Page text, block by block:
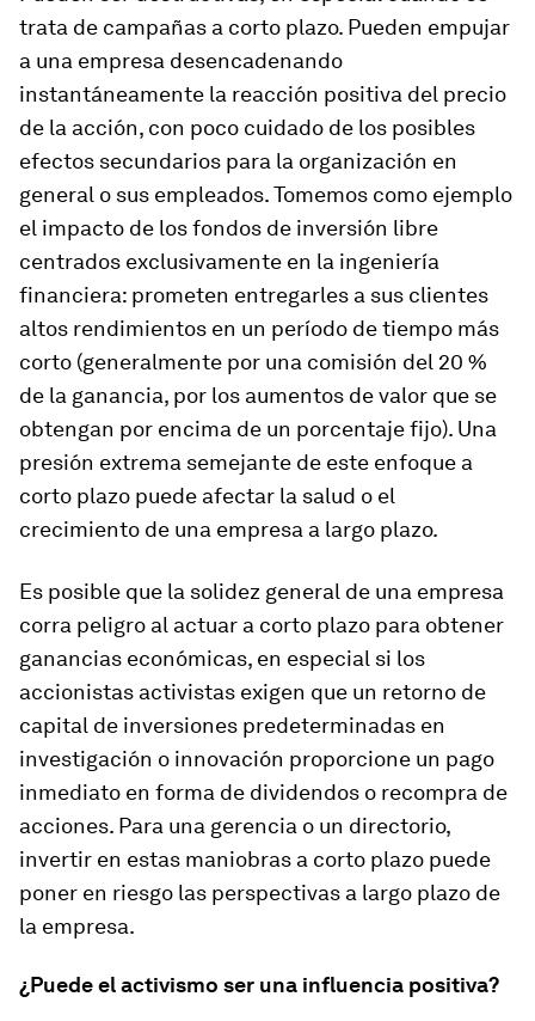
trata de campañas a corto plazo. Pueden empujar
a una empresa desencadenando
instantáneamente la reacción positiva del precio
de la acción, con poco cuidado de los posibles
efectos secundarios para la organización en
general o sus empleados. Tomemos como ejemplo
el impacto de los fondos de inversión libre
centrados exclusivamente en la ingeniería
financiera: prometen entregarles a sus clientes
altos rendimientos en un período de tiempo más
corto (generalmente por una comisión del 20 %
de la ganancia, por los aumentos de valor que se
obtengan por encima de un porcentaje fijo). Una
presión extrema semejante de este enfoque a
corto plazo puede afectar la salud o el
crecimiento de una empresa a largo plazo.
Es posible que la solidez general de una empresa
corra peligro al actuar a corto plazo para obtener
ganancias económicas, en especial si los
accionistas activistas exigen que un retorno de
capital de inversiones predeterminadas en
investigación o innovación proporcione un pago
inmediato en forma de dividendos o recompra de
acciones. Para una gerencia o un directorio,
invertir en estas maniobras a corto plazo puede
poner en riesgo las perspectivas a largo plazo de
la empresa.
¿Puede el activismo ser una influencia positiva?